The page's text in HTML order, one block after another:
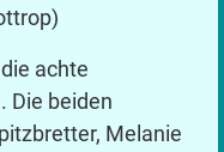
achte
Die beiden
Melanie